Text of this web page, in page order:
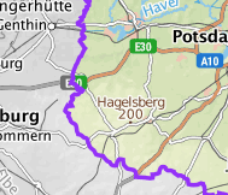
Impressum
Kontakt